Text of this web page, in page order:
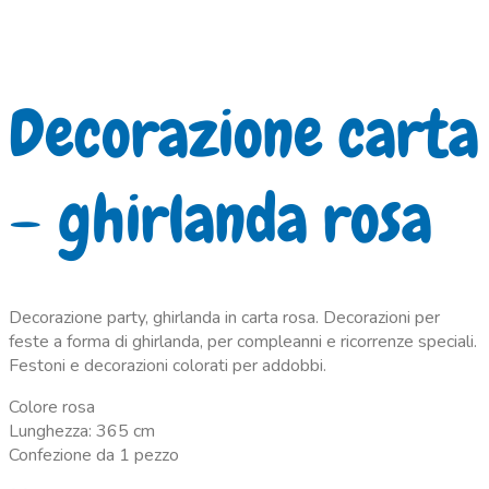
Decorazione carta
– ghirlanda rosa
Decorazione party, ghirlanda in carta rosa. Decorazioni per
feste a forma di ghirlanda, per compleanni e ricorrenze speciali.
Festoni e decorazioni colorati per addobbi.
Colore rosa
Lunghezza: 365 cm
Confezione da 1 pezzo